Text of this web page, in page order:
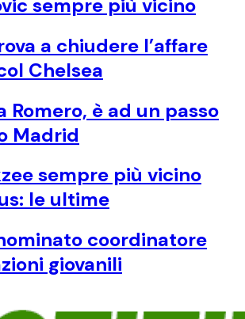
a chiudere l’affare
Chelsea
Romero, è ad un passo
Madrid
sempre più vicino
le ultime
coordinatore
giovanili